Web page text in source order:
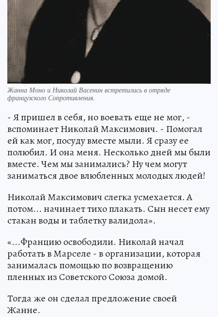
Жанна Моно и Николай Васенин встретились в отряде
французского Сопротивления.
- Я пришел в себя, но воевать еще не мог, -
вспоминает Николай Максимович. - Помогал
ей как мог, посуду вместе мыли. Я сразу ее
полюбил. И она меня. Несколько дней мы были
вместе. Чем мы занимались? Ну чем могут
заниматься двое влюбленных молодых людей!
Николай Максимович слегка усмехается. А
потом... начинает тихо плакать. Сын несет ему
стакан воды и таблетку валидола».
«...Францию освободили. Николай начал
работать в Марселе - в организации, которая
занималась помощью по возвращению
пленных из Советского Союза домой.
Тогда же он сделал предложение своей
Жанне.